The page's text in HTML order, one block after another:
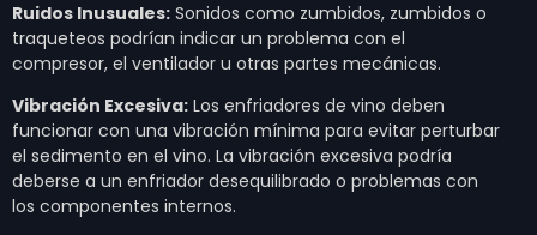
Ruidos Inusuales: Sonidos como zumbidos, zumbidos o
traqueteos podrían indicar un problema con el
compresor, el ventilador u otras partes mecánicas.
Vibración Excesiva: Los enfriadores de vino deben
funcionar con una vibración mínima para evitar perturbar
el sedimento en el vino. La vibración excesiva podría
deberse a un enfriador desequilibrado o problemas con
los componentes internos.